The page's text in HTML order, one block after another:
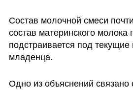
Состав молочной смеси
состав материнского молока
подстраивается под текущие
младенца.
Одно из объяснений связано